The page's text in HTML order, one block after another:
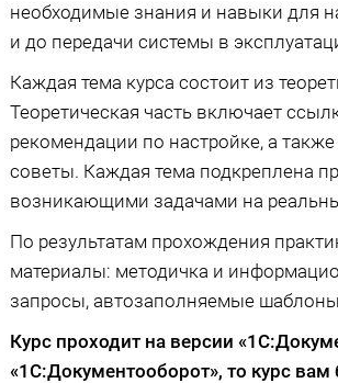
необходимые знания и навыки для
и до передачи системы в
Каждая тема курса состоит из
Теоретическая часть включает
рекомендации по настройке, а
советы. Каждая тема подкреплена
возникающими задачами на
По результатам прохождения
материалы: методичка и
запросы, автозаполняемые
Курс проходит на версии
«1С:Документооборот», то курс